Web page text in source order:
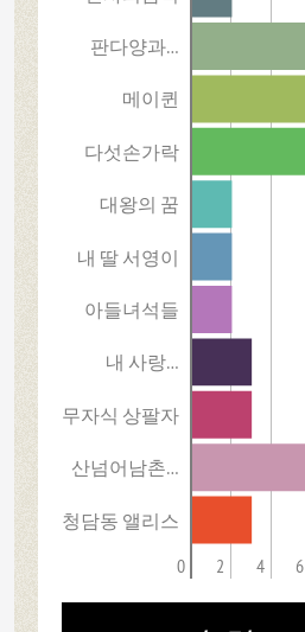
판다양과…
메이퀸
다섯손가락
대왕의 꿈
내 딸 서영이
아들녀석들
내 사랑…
무자식 상팔자
산넘어남촌…
청담동 앨리스
0 2 4 6